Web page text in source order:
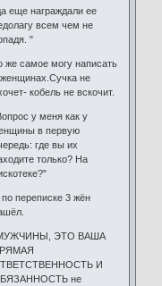
еще награждали ее
всем чем не
"
же самое могу написать
не
кобель не вскочит.
у меня как у
в первую
где вы их
только? На
переписке 3 жён
ЭТО ВАША
И
не